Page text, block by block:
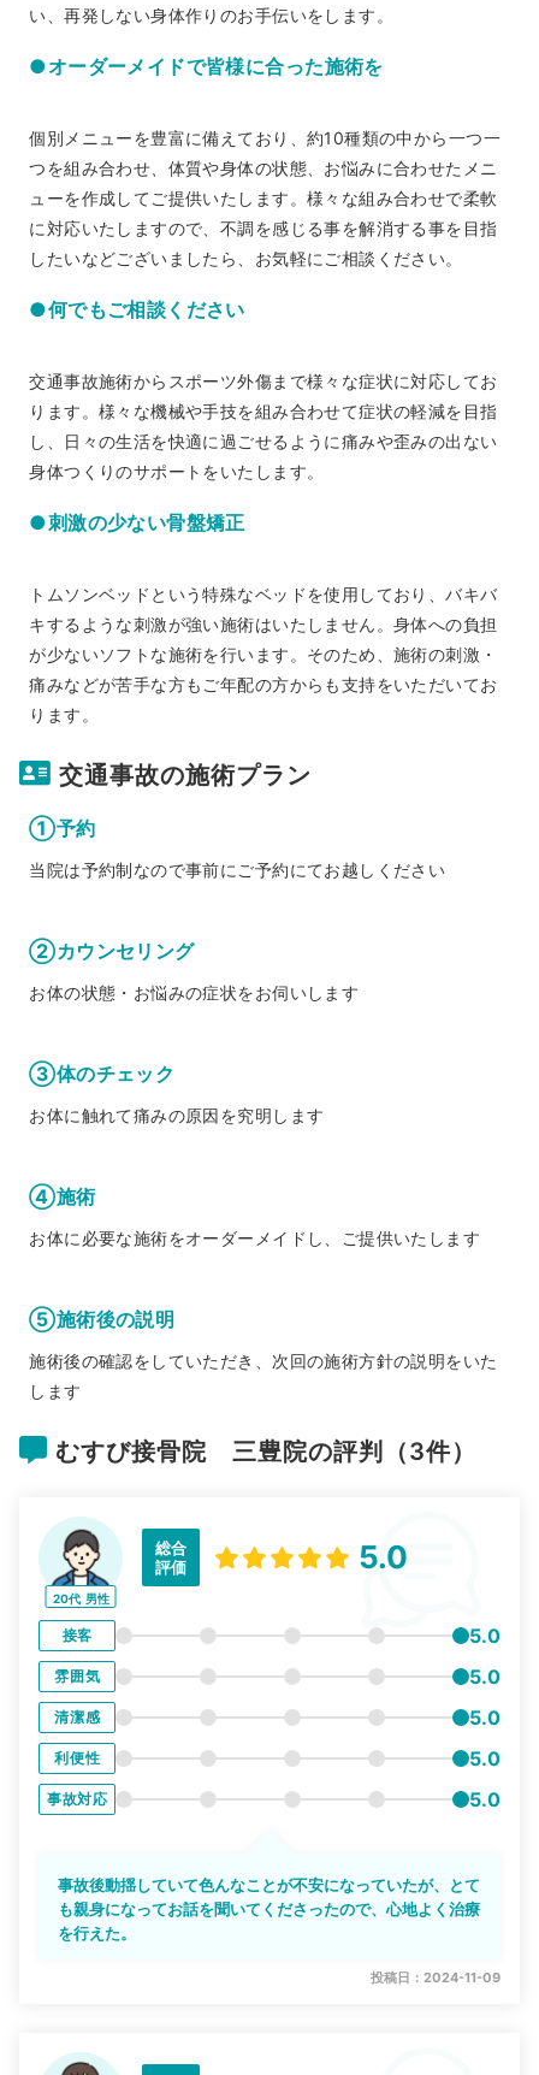
い、再発しない身体作りのお手伝いをします。
●オーダーメイドで皆様に合った施術を
個別メニューを豊富に備えており、約10種類の中から一つ一
つを組み合わせ、体質や身体の状態、お悩みに合わせたメニ
ューを作成してご提供いたします。様々な組み合わせで柔軟
に対応いたしますので、不調を感じる事を解消する事を目指
したいなどございましたら、お気軽にご相談ください。
●何でもご相談ください
交通事故施術からスポーツ外傷まで様々な症状に対応してお
ります。様々な機械や手技を組み合わせて症状の軽減を目指
し、日々の生活を快適に過ごせるように痛みや歪みの出ない
身体つくりのサポートをいたします。
●刺激の少ない骨盤矯正
トムソンベッドという特殊なベッドを使用しており、バキバ
キするような刺激が強い施術はいたしません。身体への負担
が少ないソフトな施術を行います。そのため、施術の刺激・
痛みなどが苦手な方もご年配の方からも支持をいただいてお
ります。
交通事故の施術プラン
①予約
当院は予約制なので事前にご予約にてお越しください
②カウンセリング
お体の状態・お悩みの症状をお伺いします
③体のチェック
お体に触れて痛みの原因を究明します
④施術
お体に必要な施術をオーダーメイドし、ご提供いたします
⑤施術後の説明
施術後の確認をしていただき、次回の施術方針の説明をいた
します
むすび接骨院 三豊院の評判（3件）
20代 男性
総合
評価
5.0
接客 5.0
雰囲気 5.0
清潔感 5.0
利便性 5.0
事故対応 5.0
事故後動揺していて色んなことが不安になっていたが、とて
も親身になってお話を聞いてくださったので、心地よく治療
を行えた。
投稿日：2024-11-09